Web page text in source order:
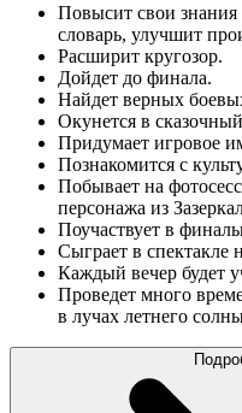
Повысит свои знания
словарь, улучшит
Расширит кругозор.
Дойдет до финала.
Найдет верных
Окунется в
Придумает игровое
Познакомится с
Побывает на
персонажа из
Поучаствует в
Сыграет в спектакле
Каждый вечер будет
Проведет много
в лучах летнего